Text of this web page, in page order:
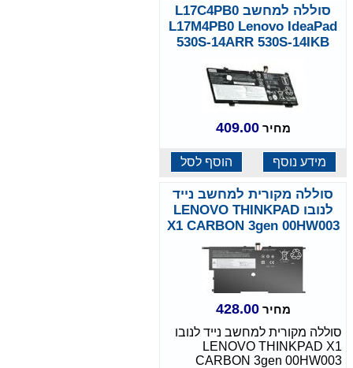
סוללה למחשב L17C4PB0
L17M4PB0 Lenovo IdeaPad
530S-14ARR 530S-14IKB
מחיר409.00
מידע נוסף הוסף לסל
סוללה מקורית למחשב נייד
לנובו LENOVO THINKPAD
X1 CARBON 3gen 00HW003
מחיר428.00
סוללה מקורית למחשב נייד לנובו
LENOVO THINKPAD X1
CARBON 3gen 00HW003